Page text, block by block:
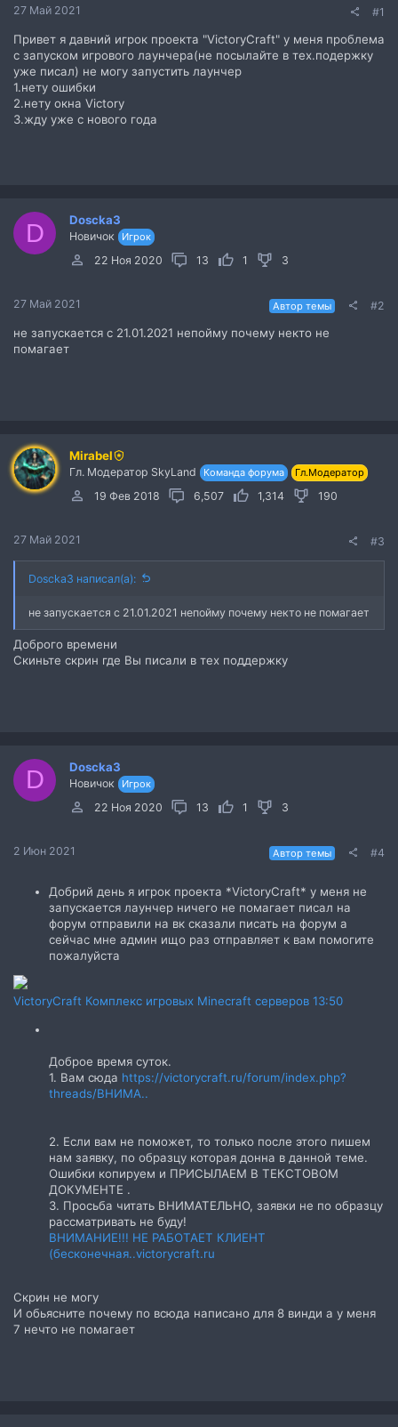
27 Май 2021 #1
Привет я давний игрок проекта "VictoryCraft" у меня проблема
с запуском игрового лаунчера(не посылайте в тех.подержку
уже писал) не могу запустить лаунчер
1.нету ошибки
2.нету окна Victory
3.жду уже с нового года
D Doscka3
Новичок Игрок
22 Ноя 2020 13 1 3
27 Май 2021 Автор темы #2
не запускается с 21.01.2021 непойму почему некто не
помагает
Mirabel
Гл. Модератор SkyLand Команда форума Гл.Модератор
19 Фев 2018 6,507 1,314 190
27 Май 2021 #3
Doscka3 написал(а):
не запускается с 21.01.2021 непойму почему некто не помагает
Доброго времени
Скиньте скрин где Вы писали в тех поддержку
D Doscka3
Новичок Игрок
22 Ноя 2020 13 1 3
2 Июн 2021 Автор темы #4
Добрий день я игрок проекта *VictoryCraft* у меня не
запускается лаунчер ничего не помагает писал на
форум отправили на вк сказали писать на форум а
сейчас мне админ ищо раз отправляет к вам помогите
пожалуйста
VictoryCraft Комплекс игровых Minecraft серверов 13:50
Доброе время суток.
1. Вам сюда https://victorycraft.ru/forum/index.php?
threads/ВНИМА..
2. Если вам не поможет, то только после этого пишем
нам заявку, по образцу которая донна в данной теме.
Ошибки копируем и ПРИСЫЛАЕМ В ТЕКСТОВОМ
ДОКУМЕНТЕ .
3. Просьба читать ВНИМАТЕЛЬНО, заявки не по образцу
рассматривать не буду!
ВНИМАНИЕ!!! НЕ РАБОТАЕТ КЛИЕНТ
(бесконечная..victorycraft.ru
Скрин не могу
И обьясните почему по всюда написано для 8 винди а у меня
7 нечто не помагает